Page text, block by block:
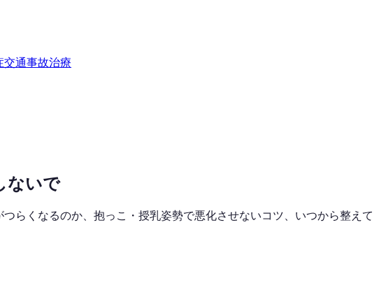
交通事故治療
ないで
らくなるのか、抱っこ・授乳姿勢で悪化させないコツ、いつから整えて